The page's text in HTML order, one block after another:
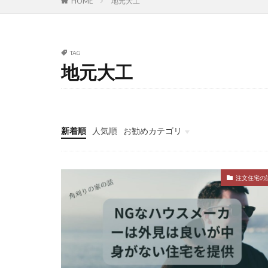
TAG
地元大工
新着順 人気順
お勧めカテゴリ
注文住宅の評判
デイトレ
注文住宅の